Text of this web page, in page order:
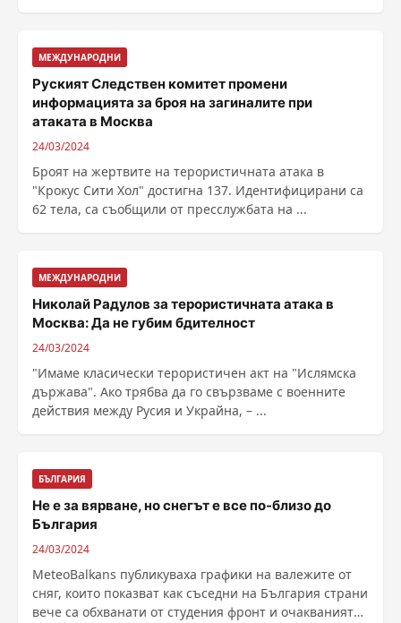
МЕЖДУНАРОДНИ
Руският Следствен комитет промени
информацията за броя на загиналите при
атаката в Москва
24/03/2024
Броят на жертвите на терористичната атака в
"Крокус Сити Хол" достигна 137. Идентифицирани са
62 тела, са съобщили от пресслужбата на ...
МЕЖДУНАРОДНИ
Николай Радулов за терористичната атака в
Москва: Да не губим бдителност
24/03/2024
"Имаме класически терористичен акт на "Ислямска
държава". Ако трябва да го свързваме с военните
действия между Русия и Украйна, – ...
БЪЛГАРИЯ
Не е за вярване, но снегът е все по-близо до
България
24/03/2024
MeteoBalkans публикуваха графики на валежите от
сняг, които показват как съседни на България страни
вече са обхванати от студения фронт и очакванията